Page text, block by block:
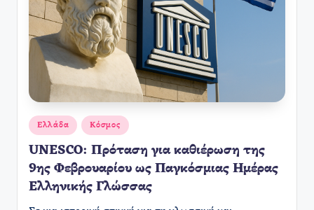
Αναρτήθηκε
σε
Ελλάδα Κόσμος
UNESCO: Πρόταση για καθιέρωση της
9ης Φεβρουαρίου ως Παγκόσμιας Ημέρας
Ελληνικής Γλώσσας